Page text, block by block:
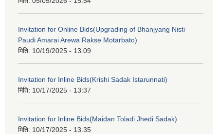
Invitation for Online Bids(Upgrading of Bhanjyang Nisti
Paudi Amarai Arewa Rakse Motarbato)
मिति: 10/19/2025 - 13:09
Invitation for Inline Bids(Krishi Sadak Istarunnati)
मिति: 10/17/2025 - 13:37
Invitation for Inline Bids(Maidan Toladi Jhedi Sadak)
मिति: 10/17/2025 - 13:35